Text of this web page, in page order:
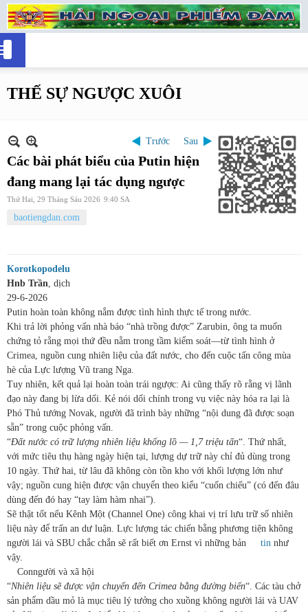
THẾ SỰ NGƯỢC XUÔI
Trước Sau
Các bài phát biểu của Putin hiện
đang mang lại tác dụng ngược
Thứ Hai, 29 Tháng Sáu 2026 9:40 SA
baotiengdan.com
Korotkopodelu
Hnb Trần , dịch
29-6-2026
Putin hoàn toàn không nắm được tình hình thực tế trong nước.
Khi trả lời phỏng vấn nhà báo “nhà trồng được” Zarubin, ông ta muốn
chứng tỏ rằng mọi thứ đều nằm trong tầm kiểm soát—từ tình hình ở
Crimea, nguồn cung nhiên liệu của đất nước, cho đến cuộc tấn công mùa
hè của Lực lượng Vũ trang Nga.
Tuy nhiên, kết quả lại hoàn toàn trái ngược: Ai cũng thấy rõ rằng vị lãnh
đạo này đang bị lừa dối. Kẻ nói dối chính trong vụ việc này hóa ra lại là
Phó Thủ tướng Novak, người đã trình bày những “nội dung đã được soạn
sẵn” trong cuộc phỏng vấn.
“Đất nước có trữ lượng nhiên liệu khổng lồ — 1,7 triệu tấn“. Thứ nhất,
với mức tiêu thụ hàng ngày hiện tại, lượng dự trữ này chỉ đủ dùng trong
10 ngày. Thứ hai, từ lâu đã không còn tồn kho với khối lượng lớn như
vậy; nguồn cung hiện được vận chuyển theo kiểu “cuốn chiếu” (có đến đâu
dùng đến đó hay “tay làm hàm nhai”).
Sẽ thật tốt nếu Kênh Một (Channel One) công khai vị trí lưu trữ số nhiên
liệu này để trấn an dư luận. Lực lượng tác chiến bằng phương tiện không
người lái và SBU chắc chắn sẽ rất biết ơn Ernst vì những bản
tin như
vậy.
Conngười và xã hội
“Nhiên liệu sẽ được vận chuyển đến Crimea bằng đường biển“. Các tàu chở
sản phẩm dầu mỏ là mục tiêu lý tưởng cho xuồng không người lái và UAV